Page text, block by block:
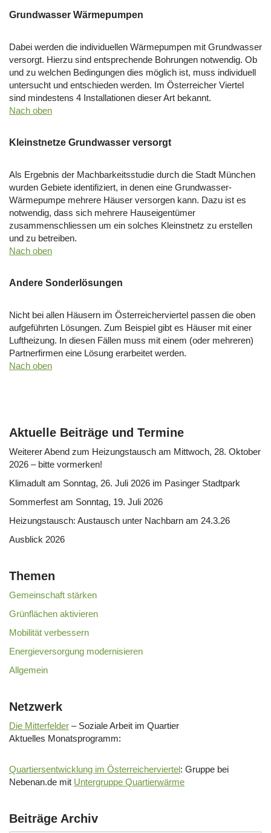
Grundwasser Wärmepumpen
Dabei werden die individuellen Wärmepumpen mit Grundwasser
versorgt. Hierzu sind entsprechende Bohrungen notwendig. Ob
und zu welchen Bedingungen dies möglich ist, muss individuell
untersucht und entschieden werden. Im Österreicher Viertel
sind mindestens 4 Installationen dieser Art bekannt.
Nach oben
Kleinstnetze Grundwasser versorgt
Als Ergebnis der Machbarkeitsstudie durch die Stadt München
wurden Gebiete identifiziert, in denen eine Grundwasser-
Wärmepumpe mehrere Häuser versorgen kann. Dazu ist es
notwendig, dass sich mehrere Hauseigentümer
zusammenschliessen um ein solches Kleinstnetz zu erstellen
und zu betreiben.
Nach oben
Andere Sonderlösungen
Nicht bei allen Häusern im Österreicherviertel passen die oben
aufgeführten Lösungen. Zum Beispiel gibt es Häuser mit einer
Luftheizung. In diesen Fällen muss mit einem (oder mehreren)
Partnerfirmen eine Lösung erarbeitet werden.
Nach oben
Aktuelle Beiträge und Termine
Weiterer Abend zum Heizungstausch am Mittwoch, 28. Oktober
2026 – bitte vormerken!
Klimadult am Sonntag, 26. Juli 2026 im Pasinger Stadtpark
Sommerfest am Sonntag, 19. Juli 2026
Heizungstausch: Austausch unter Nachbarn am 24.3.26
Ausblick 2026
Themen
Gemeinschaft stärken
Grünflächen aktivieren
Mobilität verbessern
Energieversorgung modernisieren
Allgemein
Netzwerk
Die Mitterfelder – Soziale Arbeit im Quartier
Aktuelles Monatsprogramm:
Quartiersentwicklung im Österreicherviertel: Gruppe bei
Nebenan.de mit Untergruppe Quartierwärme
Beiträge Archiv